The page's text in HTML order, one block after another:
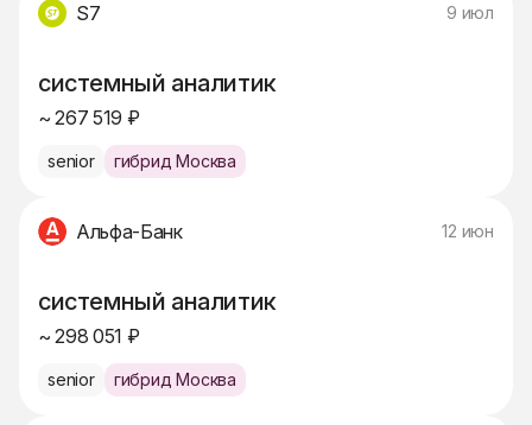
S7 9 июл
системный аналитик
~ 267 519 ₽
senior гибрид Москва
Альфа-Банк 12 июн
системный аналитик
~ 298 051 ₽
senior гибрид Москва